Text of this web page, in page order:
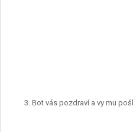
Bot vás pozdraví a vy mu